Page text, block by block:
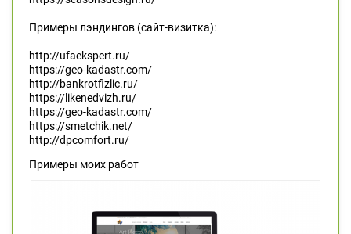
Примеры лэндингов (сайт-визитка):
http://ufaekspert.ru/
https://geo-kadastr.com/
http://bankrotfizlic.ru/
https://likenedvizh.ru/
https://geo-kadastr.com/
https://smetchik.net/
http://dpcomfort.ru/
Примеры моих работ